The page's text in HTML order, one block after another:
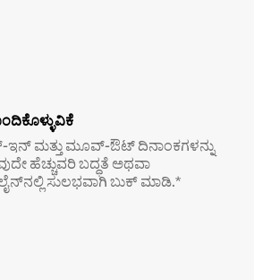
ಮತ್ತು ಮೂವ್-ಔಟ್ ದಿನಾಂಕಗಳನ್ನು
ಹೆಚ್ಚುವರಿ ಬದ್ಧತೆ ಅಥವಾ
ಸುಲಭವಾಗಿ ಬುಕ್ ಮಾಡಿ.*